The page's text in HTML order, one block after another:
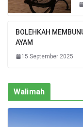
BOLEHKAH
AYAM
15 September 2025
Walimah